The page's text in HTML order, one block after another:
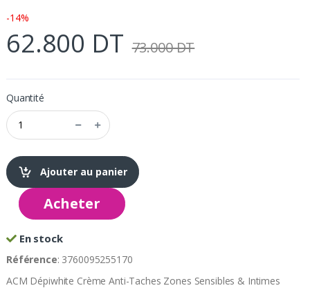
-14%
62.800 DT 73.000 DT
Quantité
Ajouter au panier
Acheter
En stock
Référence: 3760095255170
ACM Dépiwhite Crème Anti-Taches Zones Sensibles & Intimes